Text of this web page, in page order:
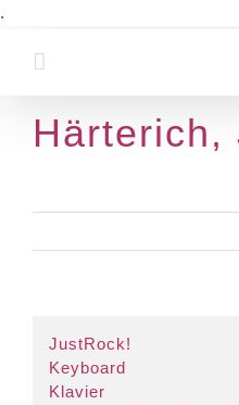
.
Härterich,
Larger
Image
JustRock!
Keyboard
Klavier